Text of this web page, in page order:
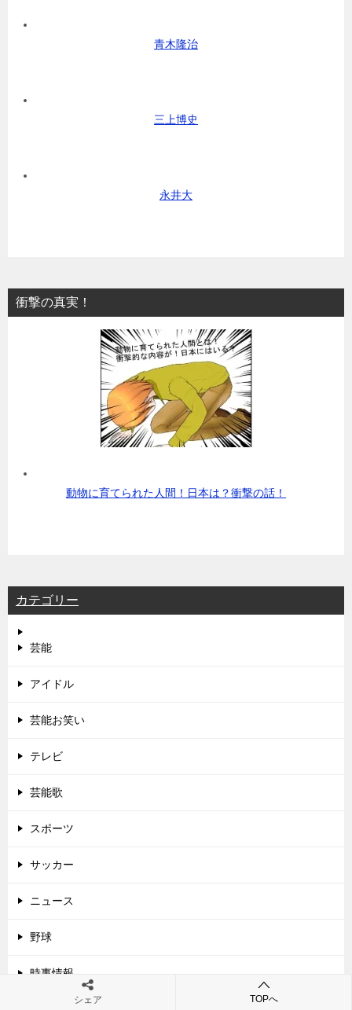
青木隆治
三上博史
永井大
衝撃の真実！
動物に育てられた人間！日本は？衝撃の話！
カテゴリー
芸能
アイドル
芸能お笑い
テレビ
芸能歌
スポーツ
サッカー
ニュース
野球
時事情報
シェア TOPへ